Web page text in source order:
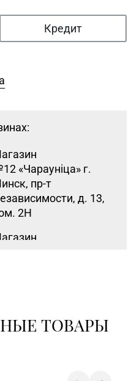
Кредит
«Чараунiца» г.
пр-т
д. 13,
2Н
«Кристалл» г.
ТОВАРЫ